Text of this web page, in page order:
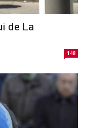
de La
148